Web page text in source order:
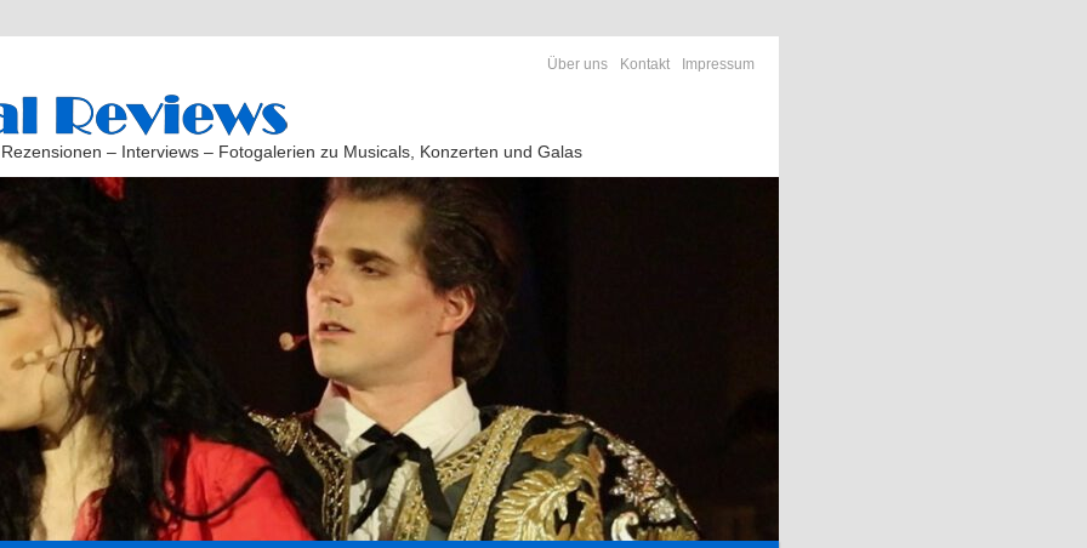
Über uns Kontakt Impressum
– Interviews – Fotogalerien zu Musicals, Konzerten und Galas